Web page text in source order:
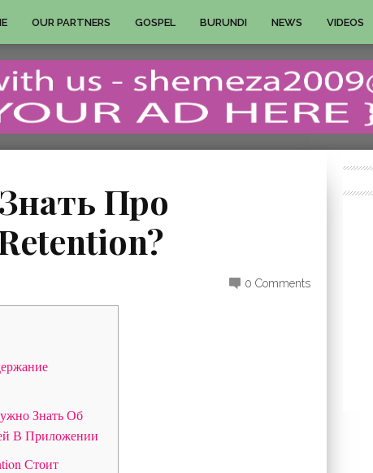
OUR PARTNERS GOSPEL BURUNDI NEWS VIDEOS
Про
0 Comments
Знать Об
В Приложении
Стоит